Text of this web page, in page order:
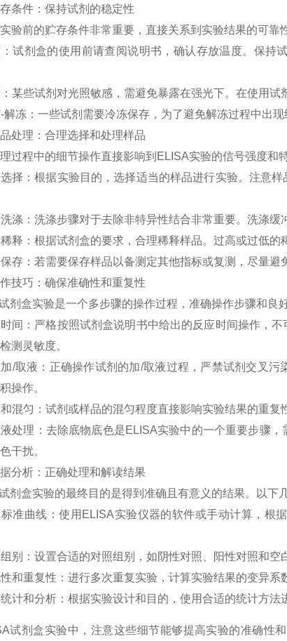
盒现货
存条件： 保持试剂 的稳定性
实验前的贮存条件非常重要， 直接关系到 实验结果的可靠
：试剂 盒的使用 前请查阅说明书 ， 确认 存放温 度。 保持试
： 某些试剂 对光照敏感， 需避免暴露在强光下。 在使用试
-解冻： 一些试剂 需要冷冻保存， 为了避免解冻过程中出现
品处理 ： 合理选择和处理样品
过程中的细节操作直接影响到 EL ISA实验的信号强度和
选择 ：根据实验 目 的 ，选择适当的样品进行实验。 注意样
洗涤 ： 洗涤步骤对于去除非特异性结合非常重要。 洗涤缓
稀释 ： 根据试剂 盒的要求， 合理稀释样品。 过高或过低的
保存： 若需要保存样品 以备测 定其他指标或复测 ， 尽量避
技巧 ： 确保准确性和重复性
剂 盒实验是一个多步骤的操作过程 ， 准确操作步骤和良
时间 ： 严格按照试剂盒说明书中给出的反 应时间操作 ，不
检测 灵敏度。
加/取液 ： 正确操作试剂 的加/取液过程 ， 严禁试剂交 叉 污
积操作。
和混匀 ： 试剂 或样品的混匀程度直接影响实验结果的重复
液处理 ： 去除底物底色是EL ISA实验中 的一个重要步骤 ，
色干扰。
分析： 正确处理和解读结果
剂 盒实验的最终 目 的是得到 准确 且 有意义 的结果。 以下
标准曲线 ：使用 EL ISA实验仪器的软件或手动计算 ， 根据
组 别 ： 设置合适的对照组 别 ， 如阴性对照 阳性对照和空
性和重复性 ： 进行多次重复实验 ， 计算实验结果的变异系
统计和分析： 根据实验设计和 目 的 ， 使用合适的统计方法
试剂盒实验中，注意这些细节能够提高实验的准确性